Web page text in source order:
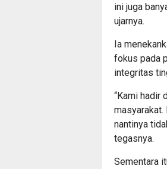
ini juga
ujarnya.
Ia
fokus pada
integritas
“Kami hadir
masyarakat.
nantinya
tegasnya.
Sementara